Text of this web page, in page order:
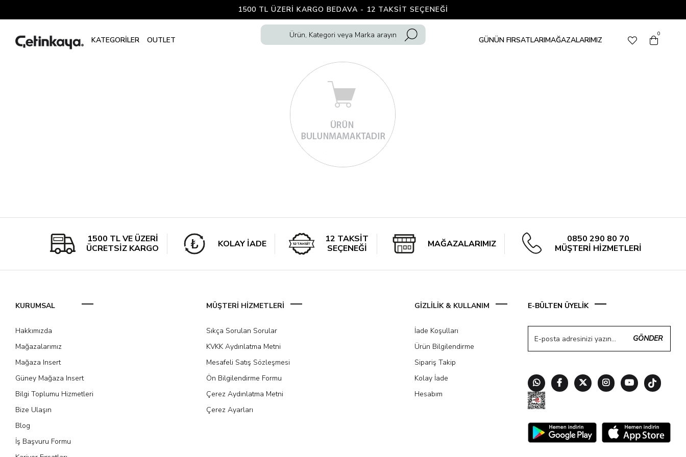
1500 TL ÜZERI KARGO BEDAVA - 12 TAKSIT SEÇENEĞI
GÜNÜN FIRSATLARIMAĞAZALARIMIZ
0
Roll-
1500 TL VE ÜZERİ
ÜCRETSİZ KARGO
KOLAY İADE
12 TAKSİT
SEÇENEĞİ
MAĞAZALARIMIZ
0850 290 80 70
MÜŞTERİ HİZMETLERİ
KURUMSAL
Hakkımızda
Mağazalarımız
Mağaza Insert
Güney Mağaza Insert
Bilgi Toplumu Hizmetleri
Bize Ulaşın
Blog
İş Başvuru Formu
MÜŞTERİ HİZMETLERİ
Sıkça Sorulan Sorular
KVKK Aydınlatma Metni
Mesafeli Satış Sözleşmesi
Ön Bilgilendirme Formu
Çerez Aydınlatma Metni
Çerez Ayarları
GİZLİLİK & KULLANIM
İade Koşulları
Ürün Bilgilendirme
Sipariş Takip
Kolay İade
Hesabım
E-BÜLTEN ÜYELİK
GÖNDER